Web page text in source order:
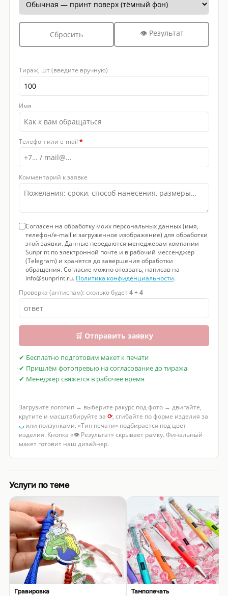
Сбросить 👁 Результат
Тираж, шт (введите вручную)
Имя
Телефон или e-mail *
Комментарий к заявке
Согласен на обработку моих персональных данных (имя,
телефон/e-mail и загруженное изображение) для обработки
этой заявки. Данные передаются менеджерам компании
Sunprint по электронной почте и в рабочий мессенджер
(Telegram) и хранятся до завершения обработки
обращения. Согласие можно отозвать, написав на
info@sunprint.ru. Политика конфиденциальности.
Проверка (антиспам): сколько будет4 + 4
🛒 Отправить заявку
✔ Бесплатно подготовим макет к печати
✔ Пришлём фотопревью на согласование до тиража
✔ Менеджер свяжется в рабочее время
Загрузите логотип → выберите ракурс под фото → двигайте,
крутите и масштабируйте за ⟳, сгибайте по форме изделия за
◡или ползунками. «Тип печати» подбирается под цвет
изделия. Кнопка «👁 Результат» скрывает рамку. Финальный
макет готовит наш дизайнер.
Услуги по теме
Гравировка Тампопечать